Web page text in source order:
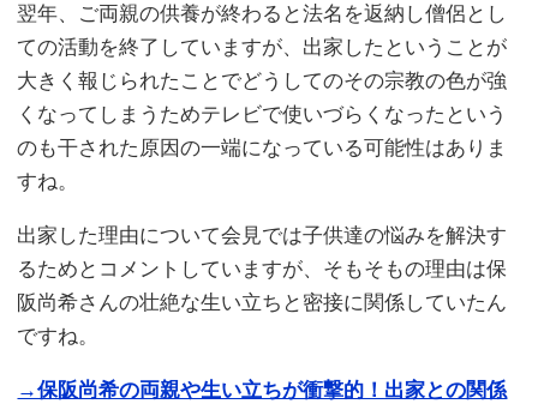
翌年、ご両親の供養が終わると法名を返納し僧侶とし
ての活動を終了していますが、出家したということが
大きく報じられたことでどうしてのその宗教の色が強
くなってしまうためテレビで使いづらくなったという
のも干された原因の一端になっている可能性はありま
すね。
出家した理由について会見では子供達の悩みを解決す
るためとコメントしていますが、そもそもの理由は保
阪尚希さんの壮絶な生い立ちと密接に関係していたん
ですね。
→保阪尚希の両親や生い立ちが衝撃的！出家との関係